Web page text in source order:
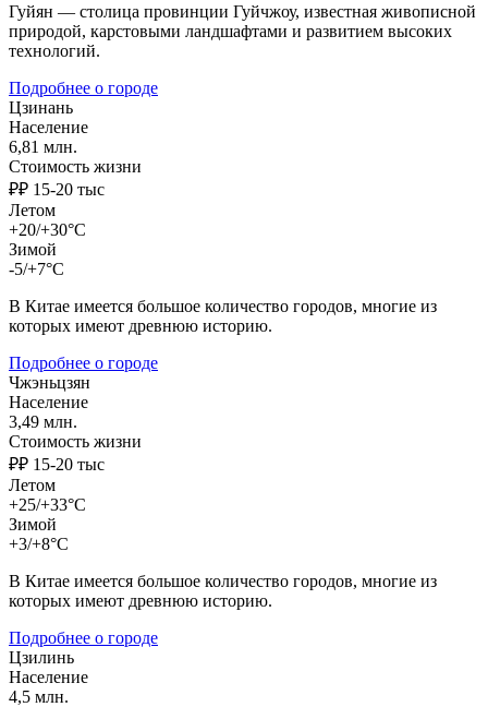
Гуйян — столица провинции Гуйчжоу, известная живописной
природой, карстовыми ландшафтами и развитием высоких
технологий.
Подробнее о городе
Цзинань
Население
6,81 млн.
Стоимость жизни
₽₽ 15-20 тыс
Летом
+20/+30°C
Зимой
-5/+7°C
В Китае имеется большое количество городов, многие из
которых имеют древнюю историю.
Подробнее о городе
Чжэньцзян
Население
3,49 млн.
Стоимость жизни
₽₽ 15-20 тыс
Летом
+25/+33°C
Зимой
+3/+8°C
В Китае имеется большое количество городов, многие из
которых имеют древнюю историю.
Подробнее о городе
Цзилинь
Население
4,5 млн.